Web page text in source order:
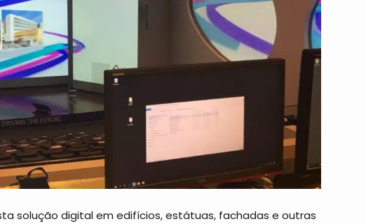
solução digital em edifícios, estátuas, fachadas e outras